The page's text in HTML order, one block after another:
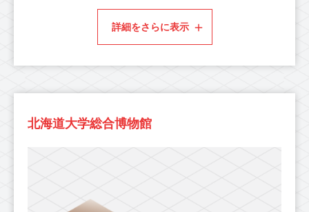
詳細をさらに表示
北海道大学総合博物館